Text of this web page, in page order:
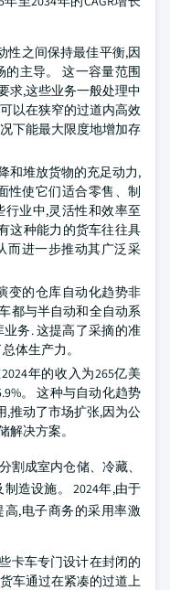
性之间保持最佳平衡,因
的主导。 这一容量范围
求,这些业务一般处理中
以在狭窄的过道内高效
下能最大限度地增加存
和堆放货物的充足动力,
性使它们适合零售、制
业中,灵活性和效率至
这种能力的货车往往具
而进一步推动其广泛采
变的仓库自动化趋势非
都与半自动和全自动系
务. 这提高了采摘的准
体生产力。
年的收入为265亿美
。 这种与自动化趋势
,推动了市场扩张,因为公
决方案。
割成室内仓储、冷藏、
造设施。 2024年,由于
,电子商务的采用率激
卡车专门设计在封闭的
车通过在紧凑的过道上